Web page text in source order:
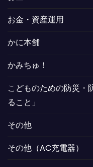
お金・資産運用
かに本舗
かみちゅ！
こどものための防災・
ること」
その他
その他（AC充電器）